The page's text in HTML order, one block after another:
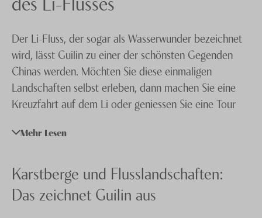
Knecht Gruppe
AGB
Impressum
Jobs
Der Li-Fluss, der sogar als Wasserwunder bezeichnet
wird, lässt Guilin zu einer der schönsten Gegenden
Chinas werden. Möchten Sie diese einmaligen
Landschaften selbst erleben, dann machen Sie eine
Kreuzfahrt auf dem Li oder geniessen Sie eine Tour
Gäste unternehmen auch Wanderungen vom Neun-
sich dort früh morgens zum Sonnenaufgang oder
abends zum Sonnenuntergang ein, dürfen Sie sich auf
traumhaft schöne Schnappschüsse für Ihr Fotoalbum
Mehr Lesen
Karstberge und Flusslandschaften:
Das zeichnet Guilin aus